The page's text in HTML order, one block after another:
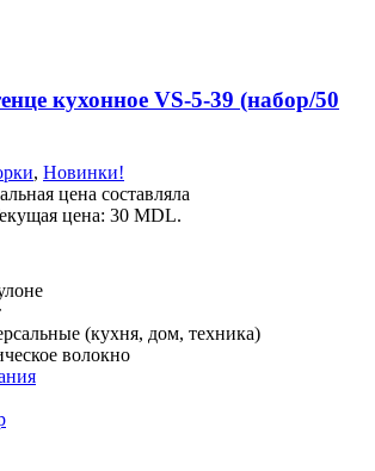
кухонное VS-5-39 (набор/50
, Новинки!
цена составляла
цена: 30 MDL.
(кухня, дом, техника)
волокно